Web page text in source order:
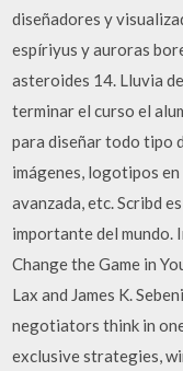
diseñadores y
espíriyus y auroras
asteroides 14. Lluvia
terminar el curso el
para diseñar todo tipo
imágenes, logotipos
avanzada, etc. Scribd
importante del
Change the Game in
Lax and James K.
negotiators think in
exclusive strategies,